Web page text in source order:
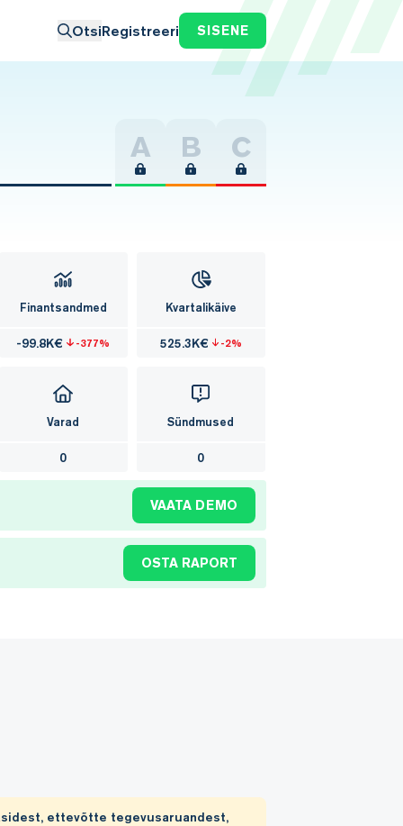
OtsiRegistreeri SISENE
A B C
Finantsandmed
-99.8K€ -377%
Kvartalikäive
525.3K€ -2%
Varad
0
Sündmused
0
VAATA DEMO
OSTA RAPORT
ettevõtte tegevusaruandest,